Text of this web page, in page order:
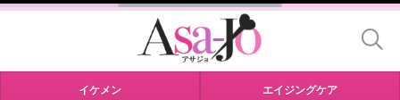
イケメン エイジングケア